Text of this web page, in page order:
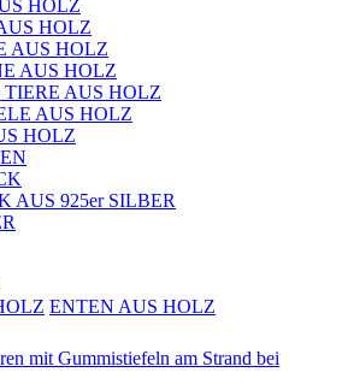
HOLZ
HOLZ
AUS HOLZ
AUS HOLZ
TIERE AUS HOLZ
AUS HOLZ
HOLZ
AUS 925er SILBER
ENTEN AUS HOLZ